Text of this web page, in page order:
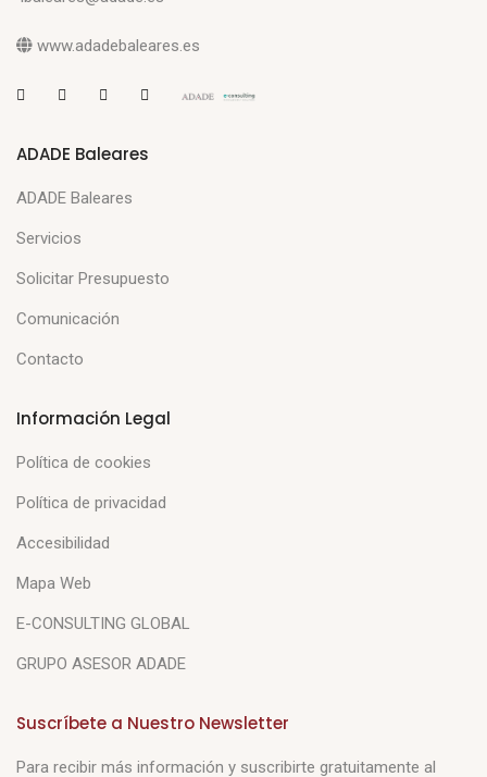
www.adadebaleares.es
ADADE Baleares
ADADE Baleares
Servicios
Solicitar Presupuesto
Comunicación
Contacto
Información Legal
Política de cookies
Política de privacidad
Accesibilidad
Mapa Web
E-CONSULTING GLOBAL
GRUPO ASESOR ADADE
Suscríbete a Nuestro Newsletter
Para recibir más información y suscribirte gratuitamente al